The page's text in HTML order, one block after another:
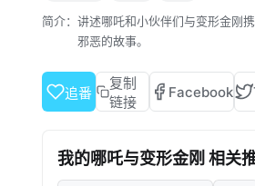
简介： 讲述哪吒和小伙伴们与变形金刚
邪恶的故事。
追番
复制
链接
Facebook
我的哪吒与变形金刚 相关